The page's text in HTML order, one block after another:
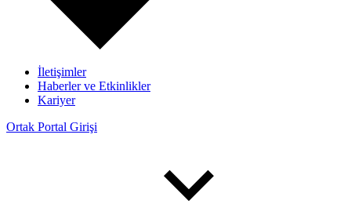
İletişimler
Haberler ve Etkinlikler
Kariyer
Ortak Portal Girişi